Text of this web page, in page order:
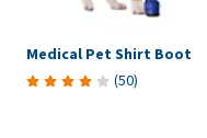
Medical Pet Shirt Boot
(50)